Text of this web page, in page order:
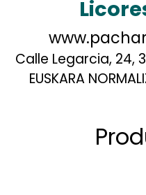
Calle Legarcia, 24,
EUSKARA